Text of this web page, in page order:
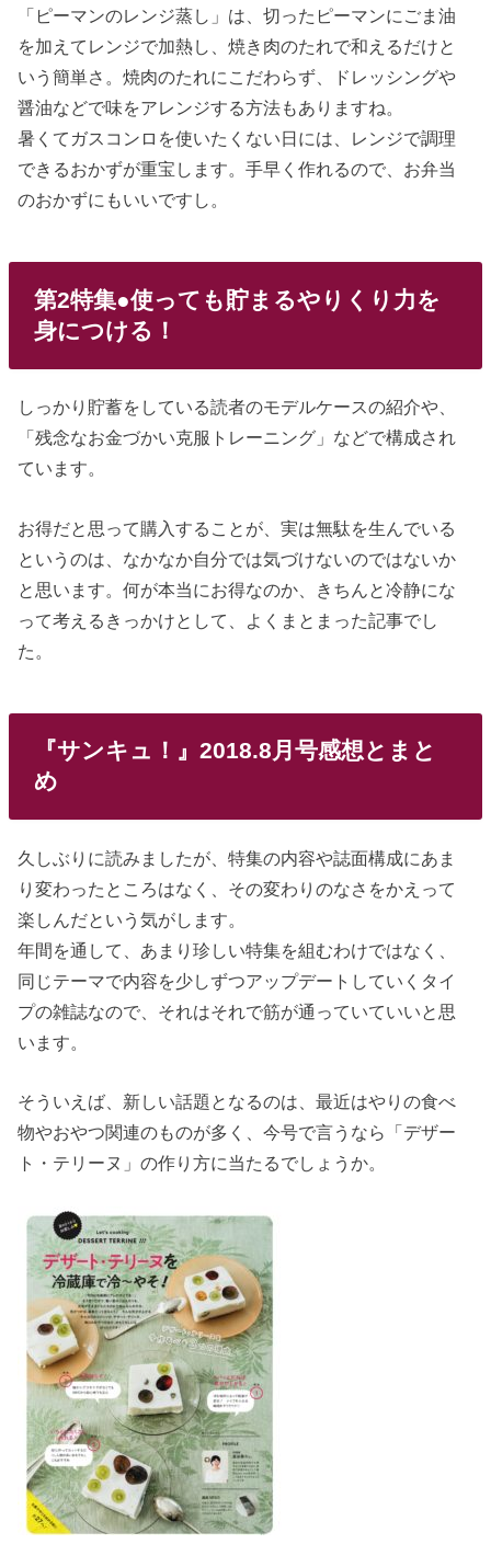
「ピーマンのレンジ蒸し」は、切ったピーマンにごま油
を加えてレンジで加熱し、焼き肉のたれで和えるだけと
いう簡単さ。焼肉のたれにこだわらず、ドレッシングや
醤油などで味をアレンジする方法もありますね。
暑くてガスコンロを使いたくない日には、レンジで調理
できるおかずが重宝します。手早く作れるので、お弁当
のおかずにもいいですし。
第2特集●使っても貯まるやりくり力を
身につける！
しっかり貯蓄をしている読者のモデルケースの紹介や、
「残念なお金づかい克服トレーニング」などで構成され
ています。
お得だと思って購入することが、実は無駄を生んでいる
というのは、なかなか自分では気づけないのではないか
と思います。何が本当にお得なのか、きちんと冷静にな
って考えるきっかけとして、よくまとまった記事でし
た。
『サンキュ！』2018.8月号感想とまと
め
久しぶりに読みましたが、特集の内容や誌面構成にあま
り変わったところはなく、その変わりのなさをかえって
楽しんだという気がします。
年間を通して、あまり珍しい特集を組むわけではなく、
同じテーマで内容を少しずつアップデートしていくタイ
プの雑誌なので、それはそれで筋が通っていていいと思
います。
そういえば、新しい話題となるのは、最近はやりの食べ
物やおやつ関連のものが多く、今号で言うなら「デザー
ト・テリーヌ」の作り方に当たるでしょうか。